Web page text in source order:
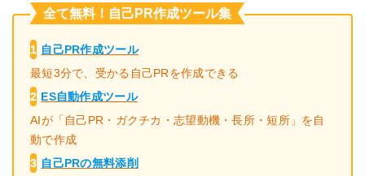
全て無料！自己PR作成ツール集
1 自己PR作成ツール
最短3分で、受かる自己PRを作成できる
2 ES自動作成ツール
AIが「自己PR・ガクチカ・志望動機・長所・短所」を自
動で作成
3 自己PRの無料添削